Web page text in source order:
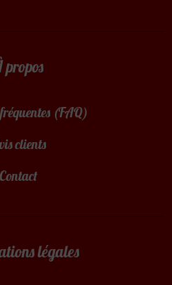
propos
(FAQ)
clients
Contact
légales